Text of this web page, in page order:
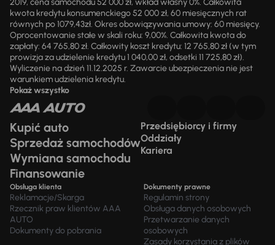
2019, cena samochodu 52 000 zł, wkład własny 0%. Całkowita
kwota kredytu konsumenckiego 52 000 zł, 60 miesięcznych rat
równych po 1079,43zł. Okres obowiązywania umowy: 60 miesięcy.
Oprocentowanie stałe w skali roku: 9,00%. Całkowita kwota do
zapłaty: 64 765,80 zł. Całkowity koszt kredytu: 12 765,80 zł (w tym
prowizja za udzielenie kredytu 1 040,00 zł, odsetki 11 725,80 zł).
Wyliczenie na dzień 11.12.2025 r. Zawarcie ubezpieczenia nie jest
warunkiem udzielenia kredytu.
Pokaż wszystko
Kupić auto
Sprzedaż samochodów
Wymiana samochodu
Finansowanie
Przedsiębiorcy i firmy
Oddziały
Kariera
Obsługa klienta
Reklamacje/Skarga
Rzecznik praw klientów AAA
AUTO
Dokumenty do pobrania
Dokumenty prawne
Regulamin strony
Obsługa danych osobowych
Przetwarzanie danych
osobowych
Zasady korzystania z plików